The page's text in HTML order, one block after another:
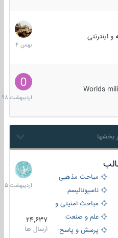
30
بهمن
1404
Worlds
10
1398
مباحث مذهبی
مذهبیناسیونالیسم
مباحث امنیتی و اطلاعاتی
علم و صنعت
پرسش و پاسخ
24,637
ارسال ها
8
1405